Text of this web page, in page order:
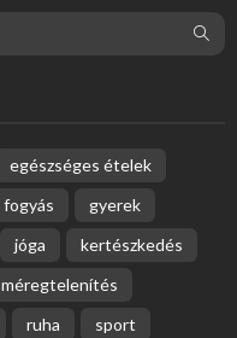
egészséges ételek
fogyás
gyerek
jóga
kertészkedés
méregtelenítés
ruha
sport